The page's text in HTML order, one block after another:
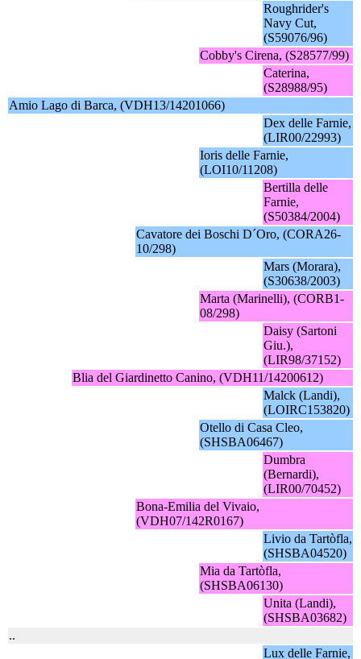
Roughrider's
Navy Cut,
(S59076/96)
Cobby's Cirena, (S28577/99)
Caterina,
(S28988/95)
Amio Lago di Barca, (VDH13/14201066)
Dex delle Farnie,
(LIR00/22993)
Ioris delle Farnie,
(LOI10/11208)
Bertilla delle
Farnie,
(S50384/2004)
Cavatore dei Boschi D´Oro, (CORA26-
10/298)
Mars (Morara),
(S30638/2003)
Marta (Marinelli), (CORB1-
08/298)
Daisy (Sartoni
Giu.),
(LIR98/37152)
Blia del Giardinetto Canino, (VDH11/14200612)
Malck (Landi),
(LOIRC153820)
Otello di Casa Cleo,
(SHSBA06467)
Dumbra
(Bernardi),
(LIR00/70452)
Bona-Emilia del Vivaio,
(VDH07/142R0167)
Livio da Tartòfla,
(SHSBA04520)
Mia da Tartòfla,
(SHSBA06130)
Unita (Landi),
(SHSBA03682)
..
Lux delle Farnie,